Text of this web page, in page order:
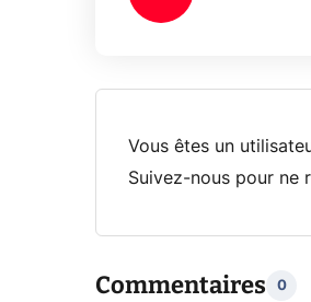
Vous êtes un
Suivez-nous pour ne
Commentaires 0